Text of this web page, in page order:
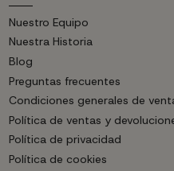
Nuestro Equipo
Nuestra Historia
Blog
Preguntas frecuentes
Condiciones generales de
Política de ventas y
Política de privacidad
Política de cookies